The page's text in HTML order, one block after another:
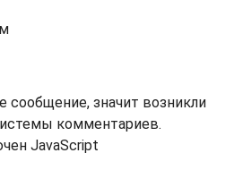
сообщение, значит возникли
комментариев.
JavaScript